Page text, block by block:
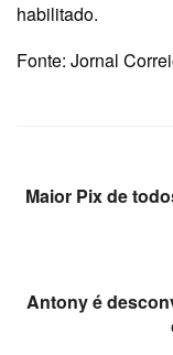
habilitado.
Fonte: Jornal
Maior Pix de
Antony é